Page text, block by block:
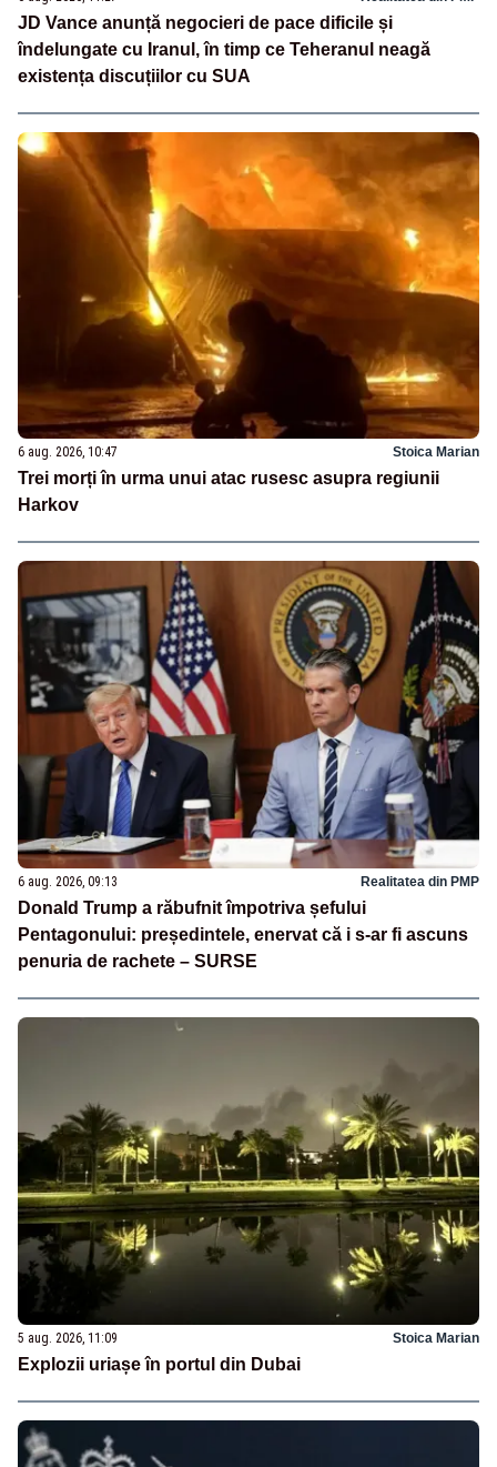
JD Vance anunță negocieri de pace dificile și
îndelungate cu Iranul, în timp ce Teheranul neagă
existența discuțiilor cu SUA
6 aug. 2026, 10:47 Stoica Marian
Trei morți în urma unui atac rusesc asupra regiunii
Harkov
6 aug. 2026, 09:13 Realitatea din PMP
Donald Trump a răbufnit împotriva șefului
Pentagonului: președintele, enervat că i s-ar fi ascuns
penuria de rachete – SURSE
5 aug. 2026, 11:09 Stoica Marian
Explozii uriașe în portul din Dubai